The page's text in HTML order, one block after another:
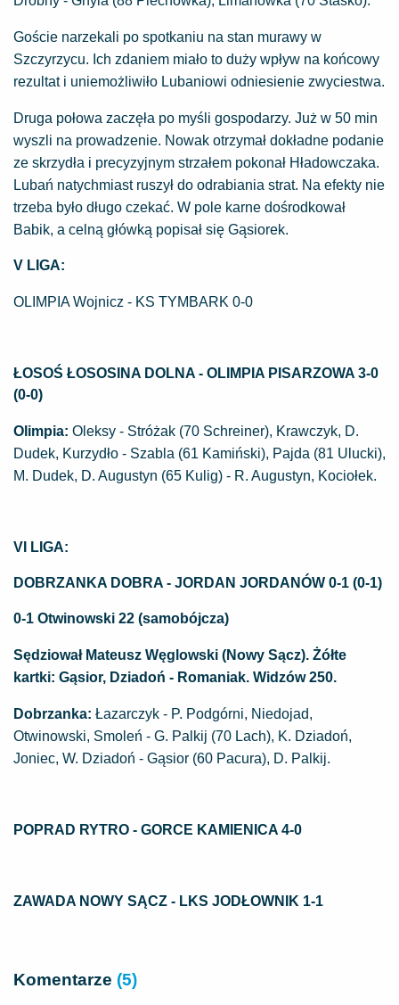
Goście narzekali po spotkaniu na stan murawy w
Szczyrzycu. Ich zdaniem miało to duży wpływ na końcowy
rezultat i uniemożliwiło Lubaniowi odniesienie zwyciestwa.
Druga połowa zaczęła po myśli gospodarzy. Już w 50 min
wyszli na prowadzenie. Nowak otrzymał dokładne podanie
ze skrzydła i precyzyjnym strzałem pokonał Hładowczaka.
Lubań natychmiast ruszył do odrabiania strat. Na efekty nie
trzeba było długo czekać. W pole karne dośrodkował
Babik, a celną główką popisał się Gąsiorek.
V LIGA:
OLIMPIA Wojnicz - KS TYMBARK 0-0
ŁOSOŚ ŁOSOSINA DOLNA - OLIMPIA PISARZOWA 3-0
(0-0)
Olimpia: Oleksy - Stróżak (70 Schreiner), Krawczyk, D.
Dudek, Kurzydło - Szabla (61 Kamiński), Pajda (81 Ulucki),
M. Dudek, D. Augustyn (65 Kulig) - R. Augustyn, Kociołek.
VI LIGA:
DOBRZANKA DOBRA - JORDAN JORDANÓW 0-1 (0-1)
0-1 Otwinowski 22 (samobójcza)
Sędziował Mateusz Węglowski (Nowy Sącz). Żółte
kartki: Gąsior, Dziadoń - Romaniak. Widzów 250.
Dobrzanka: Łazarczyk - P. Podgórni, Niedojad,
Otwinowski, Smoleń - G. Palkij (70 Lach), K. Dziadoń,
Joniec, W. Dziadoń - Gąsior (60 Pacura), D. Palkij.
POPRAD RYTRO - GORCE KAMIENICA 4-0
ZAWADA NOWY SĄCZ - LKS JODŁOWNIK 1-1
Komentarze (5)